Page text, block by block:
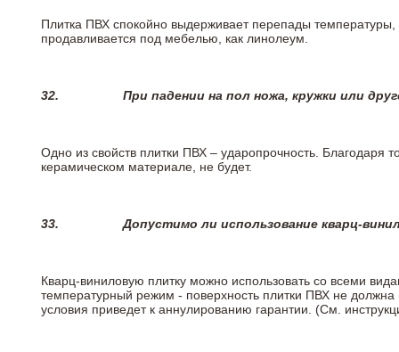
Плитка ПВХ спокойно выдерживает перепады температуры,
продавливается под мебелью, как линолеум.
32. При падении на пол ножа, кружки или
Одно из свойств плитки ПВХ – ударопрочность. Благодаря
керамическом материале, не будет.
33.Допустимо ли использование кварц-
Кварц-виниловую плитку можно использовать со всеми
температурный режим - поверхность плитки ПВХ не
условия приведет к аннулированию гарантии. (См.